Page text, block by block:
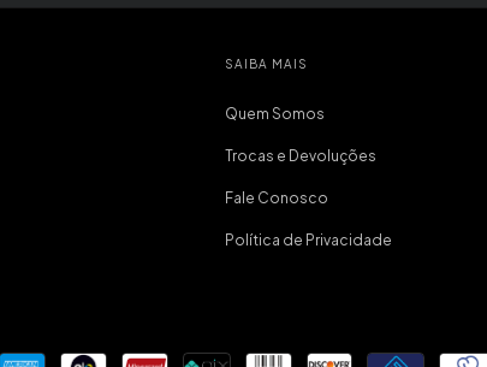
SAIBA MAIS
Quem Somos
Trocas e Devoluções
Fale Conosco
Política de Privacidade